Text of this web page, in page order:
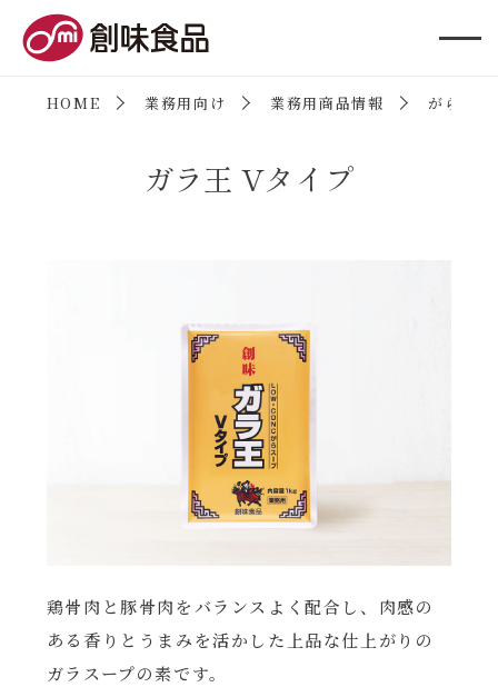
HOME 業務用向け 業務用商品情報 がらスー
ガラ王 Vタイプ
鶏骨肉と豚骨肉をバランスよく配合し、肉感の
ある香りとうまみを活かした上品な仕上がりの
ガラスープの素です。